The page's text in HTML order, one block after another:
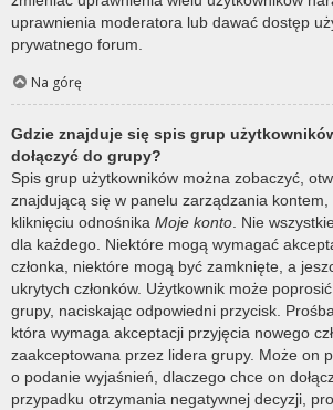
uprawnienia moderatora lub dawać dostęp
prywatnego forum.
Na górę
Gdzie znajduje się spis grup
dołączyć do grupy?
Spis grup użytkowników można zobaczyć,
znajdującą się w panelu zarządzania
kliknięciu odnośnika Moje konto . Nie
dla każdego. Niektóre mogą wymagać
członka, niektóre mogą być zamknięte, a
ukrytych członków. Użytkownik może
grupy, naciskając odpowiedni przycisk.
która wymaga akceptacji przyjęcia nowego
zaakceptowana przez lidera grupy. Może on
o podanie wyjaśnień, dlaczego chce on
przypadku otrzymania negatywnej decyzji,